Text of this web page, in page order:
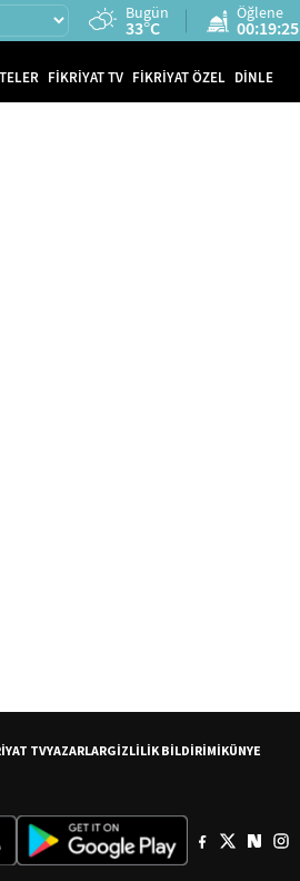
Bugün
33°C
Öğlene
00:19:25
FİKRİYAT TV FİKRİYAT ÖZEL DİNLE
TVYAZARLARGİZLİLİK BİLDİRİMİKÜNYE